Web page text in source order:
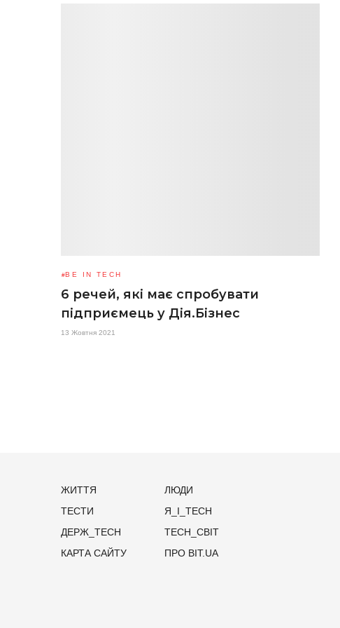
BE IN TECH
6 речей, які має спробувати
підприємець у Дія.Бізнес
13 Жовтня 2021
ЖИТТЯ
ЛЮДИ
ТЕСТИ
Я_І_TECH
ДЕРЖ_TECH
TECH_СВІТ
КАРТА САЙТУ
ПРО BIT.UA